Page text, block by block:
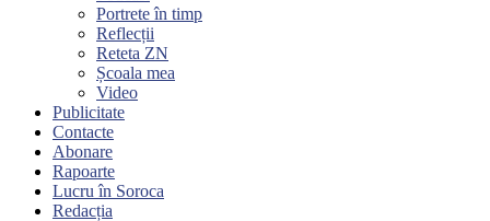
Portrete în timp
Reflecții
Reteta ZN
Școala mea
Video
Publicitate
Contacte
Abonare
Rapoarte
Lucru în Soroca
Redacția